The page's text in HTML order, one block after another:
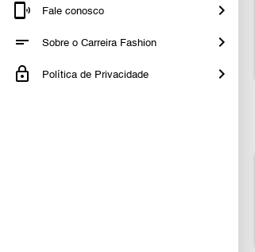
Fale conosco
Sobre o Carreira Fashion
Política de Privacidade